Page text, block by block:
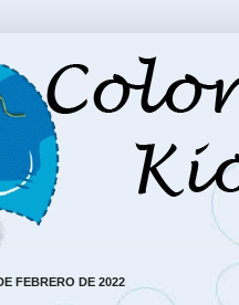
FEBRERO DE 2022